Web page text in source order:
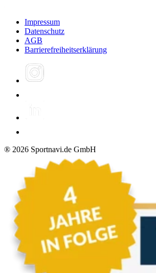
Impressum
Datenschutz
AGB
Barrierefreiheitserklärung
® 2026 Sportnavi.de GmbH